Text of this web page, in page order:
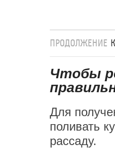
ПРОДОЛЖЕНИЕ
Чтобы
Для
поливать
рассаду.